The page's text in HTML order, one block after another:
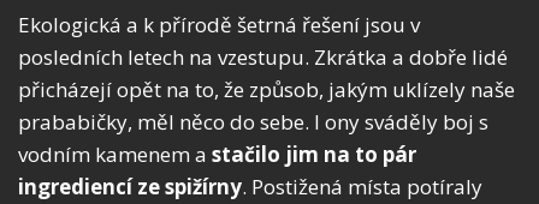
Ekologická a k přírodě šetrná řešení jsou v
posledních letech na vzestupu. Zkrátka a dobře lidé
přicházejí opět na to, že způsob, jakým uklízely naše
prababičky, měl něco do sebe. I ony sváděly boj s
vodním kamenem a stačilo jim na to pár
ingrediencí ze spižírny. Postižená místa potíraly